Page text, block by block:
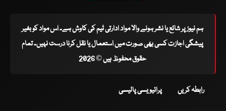
ہم نیوز پر شائع یا نشر ہونے والا مواد ادارتی ٹیم کی کاوش ہے۔ اس مواد کو بغیر
پیشگی اجازت کسی بھی صورت میں استعمال یا نقل کرنا درست نہیں۔ تمام
حقوق محفوظ ہیں © 2026
رابطہ کریں پرائیویسی پالیسی